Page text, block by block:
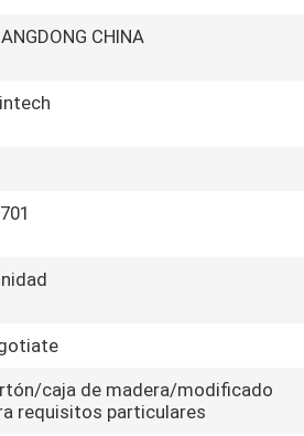
CHINA
caja de madera/modificado
requisitos particulares